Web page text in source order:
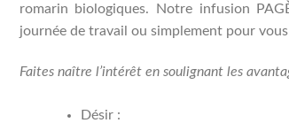
romarin biologiques. Notre infusion
journée de travail ou simplement pour
Faites naître l’intérêt en soulignant les
Désir :